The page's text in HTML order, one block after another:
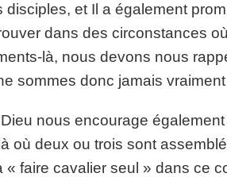
et Il a également
dans des circonstances
là, nous devons nous
sommes donc jamais
nous encourage
où deux ou trois sont
« faire cavalier seul » dans ce